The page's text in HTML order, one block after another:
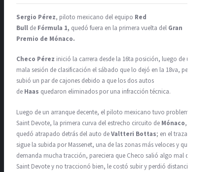
Sergio Pérez, piloto mexicano del equipo Red
Bull de Fórmula 1, quedó fuera en la primera vuelta del Gran
Premio de Mónaco.
Checo Pérez inició la carrera desde la 16ta posición, luego de una
mala sesión de clasificación el sábado que lo dejó en la 18va, pero
subió un par de cajones debido a que los dos autos
de Haas quedaron eliminados por una infracción técnica.
Luego de un arranque decente, el piloto mexicano tuvo problemas en
Saint Devote, la primera curva del estrecho circuito de Mónaco,
quedó atrapado detrás del auto deValtteri Bottas; en el trazado
sigue la subida por Massenet, una de las zonas más veloces y que
demanda mucha tracción, pareciera que Checo salió algo mal de
Saint Devote y no traccionó bien, le costó subir y perdió distancia